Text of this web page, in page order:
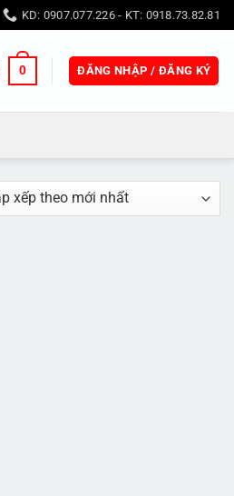
KD: 0907.077.226 - KT: 0918.73.82.81
0 ĐĂNG NHẬP / ĐĂNG KÝ